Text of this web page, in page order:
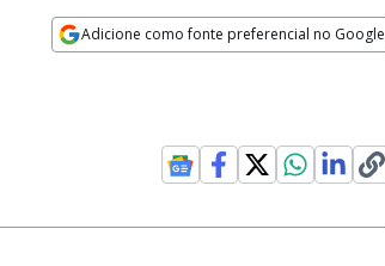
Adicione como fonte preferencial no Google